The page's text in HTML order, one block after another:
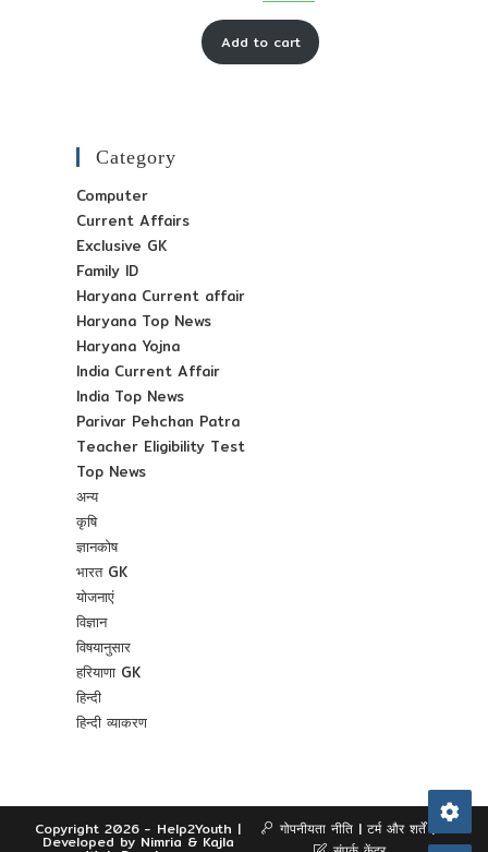
price
was:
price
is:
Add to cart
Category
Computer
Current Affairs
Exclusive GK
Family ID
Haryana Current affair
Haryana Top News
Haryana Yojna
India Current Affair
India Top News
Parivar Pehchan Patra
Teacher Eligibility Test
Top News
अन्य
कृषि
ज्ञानकोष
भारत GK
योजनाएं
विज्ञान
विषयानुसार
हरियाणा GK
हिन्दी
हिन्दी व्याकरण
Copyright 2026 - Help2Youth |
Developed by Nimria & Kajla
गोपनीयता नीति
टर्म और शर्तें